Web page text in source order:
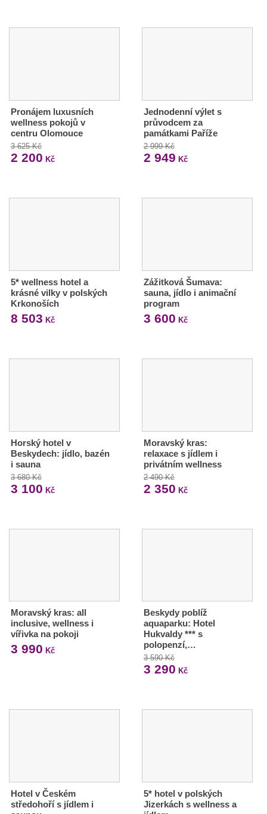
Pronájem luxusních
wellness pokojů v
centru Olomouce
3 625 Kč
2 200 Kč
Jednodenní výlet s
průvodcem za
památkami Paříže
2 999 Kč
2 949 Kč
5* wellness hotel a
krásné vilky v polských
Krkonoších
8 503 Kč
Zážitková Šumava:
sauna, jídlo i animační
program
3 600 Kč
Horský hotel v
Beskydech: jídlo, bazén
i sauna
3 680 Kč
3 100 Kč
Moravský kras:
relaxace s jídlem i
privátním wellness
2 490 Kč
2 350 Kč
Moravský kras: all
inclusive, wellness i
vířivka na pokoji
3 990 Kč
Beskydy poblíž
aquaparku: Hotel
Hukvaldy *** s
polopenzí,…
3 590 Kč
3 290 Kč
Hotel v Českém
středohoří s jídlem i
5* hotel v polských
Jizerkách s wellness a